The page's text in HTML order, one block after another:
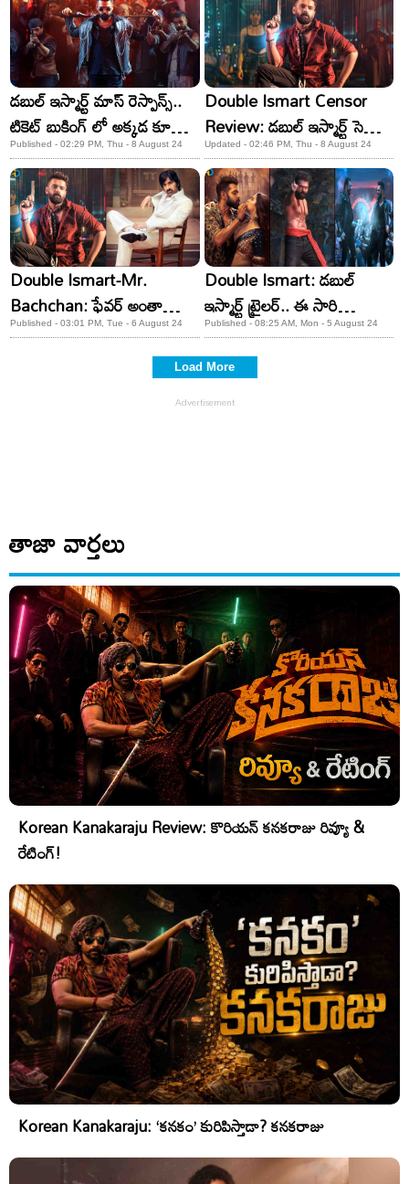
డబుల్ ఇస్మార్ట్ మాస్ రెస్పాన్స్..
టికెట్ బుకింగ్ లో అక్కడ కూడా
నయా రికార్డ్
Published - 02:29 PM, Thu - 8 August 24
Double Ismart Censor
Review: డబుల్ ఇస్మార్ట్ సెన్సార్
రివ్యూ! ప్రేక్షకులకు పండగేనట..
Updated - 02:46 PM, Thu - 8 August 24
Double Ismart-Mr.
Bachchan: ఫేవర్ అంతా
బచ్చన్ కే ఉన్నా.. భయపెడుతున్న
Published - 03:01 PM, Tue - 6 August 24
Double Ismart: డబుల్‌
ఇస్మార్ట్‌ ట్రైలర్‌.. ఈ సారి
సినిమాకు అదే హైలెట్‌ కానుందా?
Published - 08:25 AM, Mon - 5 August 24
Load More
తాజా వార్తలు
Korean Kanakaraju Review: కొరియన్ కనకరాజు రివ్యూ &
రేటింగ్!
Korean Kanakaraju: ‘కనకం’ కురిపిస్తాడా? కనకరాజు